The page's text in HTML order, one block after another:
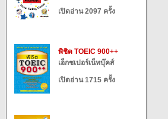
เปิดอ่าน 2097 ครั้ง
พิชิต TOEIC 900++
เอ็กซเปอร์เน็ทบุ๊คส์
เปิดอ่าน 1715 ครั้ง